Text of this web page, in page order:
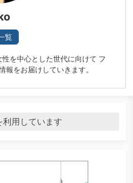
覧
を中心とした世代に向けて フ
報をお届けしていきます。
用しています